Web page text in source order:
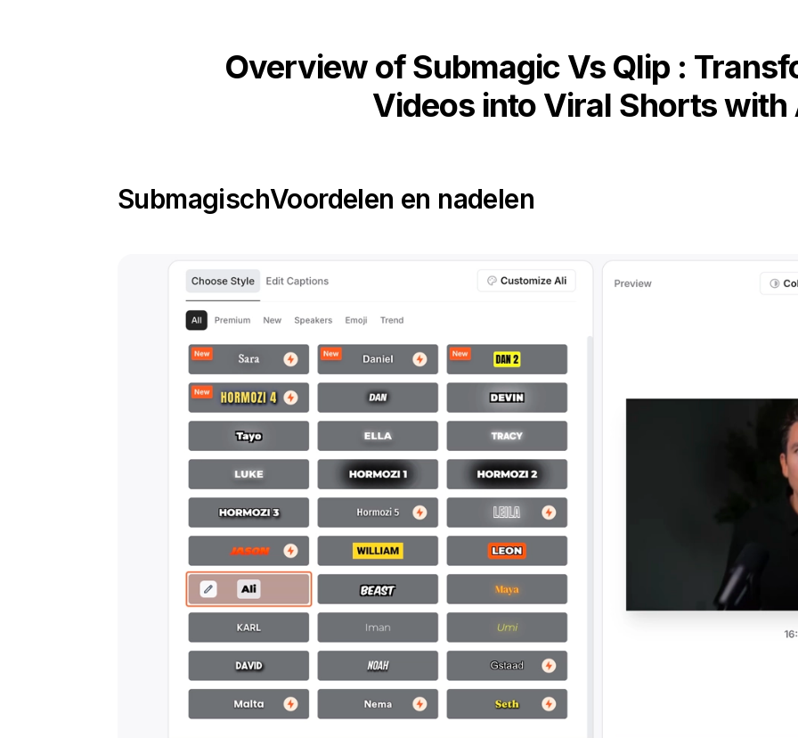
Overview of Submagic Vs Qlip :
Videos into Viral Shorts with
SubmagischVoordelen en nadelen